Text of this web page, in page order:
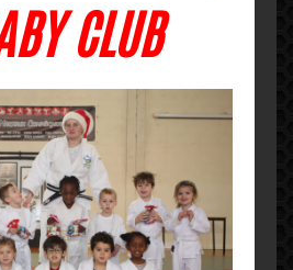
CLUB